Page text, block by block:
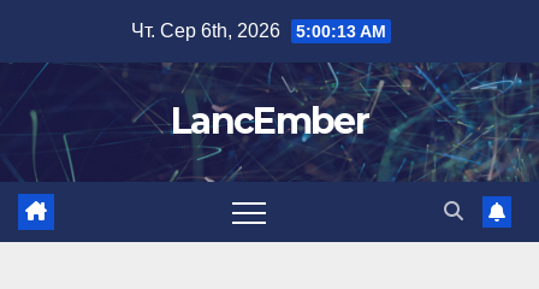
вмісту
Чт. Сер 6th, 2026 5:00:14 AM
LancEmber